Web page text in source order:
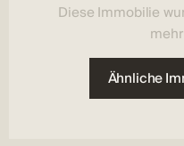
Diese Immobilie
Ähnliche